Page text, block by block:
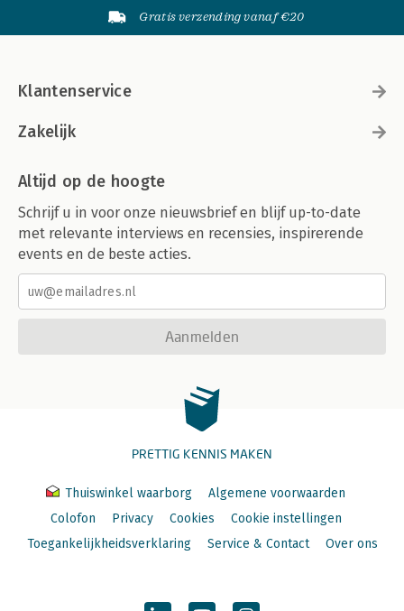
Gratis verzending vanaf €20
Klantenservice
Zakelijk
Altijd op de hoogte
Schrijf u in voor onze nieuwsbrief en blijf up-to-date
met relevante interviews en recensies, inspirerende
events en de beste acties.
Aanmelden
PRETTIG KENNIS MAKEN
Thuiswinkel waarborg
Algemene voorwaarden
Colofon
Privacy Cookies
Cookie instellingen
Toegankelijkheidsverklaring
Service & Contact Over ons